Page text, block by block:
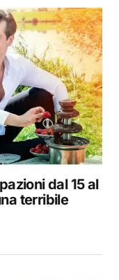
dal 15 al
terribile